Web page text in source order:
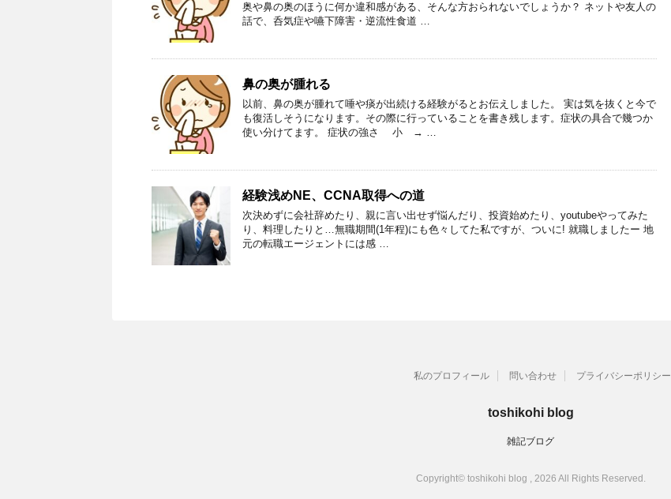
奥や鼻の奥のほうに何か違和感がある、そんな方おられないでしょうか？ ネットや友人の
話で、呑気症や嚥下障害・逆流性食道 …
鼻の奥が腫れる
以前、鼻の奥が腫れて唾や痰が出続ける経験がるとお伝えしました。 実は気を抜くと今で
も復活しそうになります。その際に行っていることを書き残します。症状の具合で幾つか
使い分けてます。 症状の強さ 小 → …
経験浅めNE、CCNA取得への道
次決めずに会社辞めたり、親に言い出せず悩んだり、投資始めたり、youtubeやってみた
り、料理したりと…無職期間(1年程)にも色々してた私ですが、ついに! 就職しましたー 地
元の転職エージェントには感 …
私のプロフィール 問い合わせ プライバシーポリシー
toshikohi blog
雑記ブログ
Copyright© toshikohi blog , 2026 All Rights Reserved.